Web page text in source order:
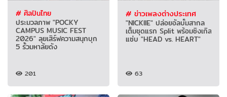
# ศิลปินไทย
ประมวลภาพ "POCKY
CAMPUS MUSIC FEST
2026" ลุยเสิร์ฟความสนุกบุก
5 รั้วมหาลัยดัง
201
# ข่าวเพลงต่างประเทศ
"NICKIIE" ปล่อยอัลบั้มสากล
เต็มชุดแรก Split พร้อมซิงเกิล
แซ่บ "HEAD vs. HEART"
63